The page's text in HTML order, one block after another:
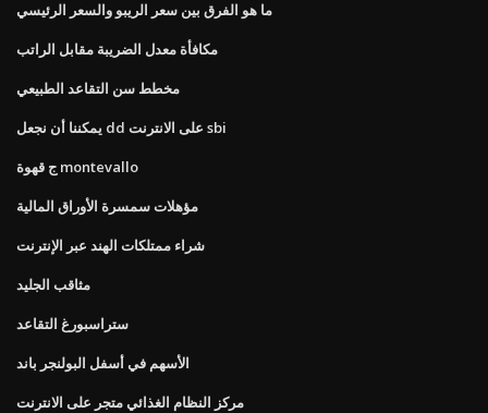
ما هو الفرق بين سعر الريبو والسعر الرئيسي
مكافأة معدل الضريبة مقابل الراتب
مخطط سن التقاعد الطبيعي
يمكننا أن نجعل dd على الانترنت sbi
ج قهوة montevallo
مؤهلات سمسرة الأوراق المالية
شراء ممتلكات الهند عبر الإنترنت
مثاقب الجليد
ستراسبورغ التقاعد
الأسهم في أسفل البولنجر باند
مركز النظام الغذائي متجر على الانترنت